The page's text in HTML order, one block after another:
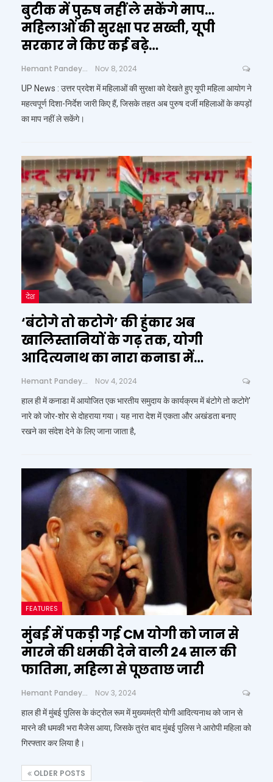
बुटीक में पुरुष नहीं ले सकेंगे माप…
महिलाओं की सुरक्षा पर सख्ती, यूपी
सरकार ने किए कई बढ़े…
Hemant Pandey Nov 8, 2024
UP News : उत्तर प्रदेश में महिलाओं की सुरक्षा को देखते हुए यूपी महिला आयोग ने
महत्वपूर्ण दिशा-निर्देश जारी किए हैं, जिसके तहत अब पुरुष दर्जी महिलाओं के कपड़ों
का माप नहीं ले सकेंगे।
देश
‘बंटोगे तो कटोगे’ की हुंकार अब
खालिस्तानियों के गढ़ तक, योगी
आदित्यनाथ का नारा कनाडा में…
Hemant Pandey Nov 4, 2024
हाल ही में कनाडा में आयोजित एक भारतीय समुदाय के कार्यक्रम में बंटोगे तो कटोगे'
नारे को जोर-शोर से दोहराया गया। यह नारा देश में एकता और अखंडता बनाए
रखने का संदेश देने के लिए जाना जाता है,
FEATURES
मुंबई में पकड़ी गई CM योगी को जान से
मारने की धमकी देने वाली 24 साल की
फातिमा, महिला से पूछताछ जारी
Hemant Pandey Nov 3, 2024
हाल ही में मुंबई पुलिस के कंट्रोल रूम में मुख्यमंत्री योगी आदित्यनाथ को जान से
मारने की धमकी भरा मैजेस आया, जिसके तुरंत बाद मुंबई पुलिस ने आरोपी महिला को
गिरफ्तार कर लिया है।
OLDER POSTS